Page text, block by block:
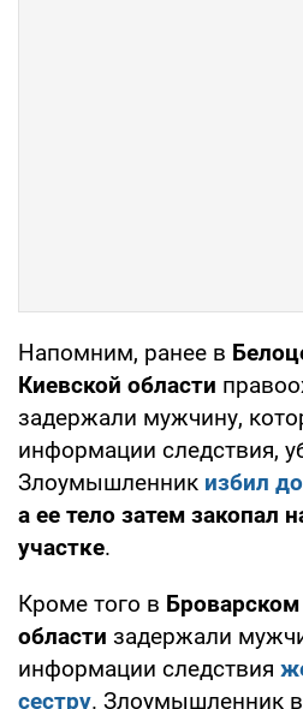
Напомним, ранее в
Киевской области
задержали мужчину,
информации следствия,
Злоумышленник избил
а ее тело затем закопал
участке.
Кроме того в
области задержали
информации следствия
сестру. Злоумышленник